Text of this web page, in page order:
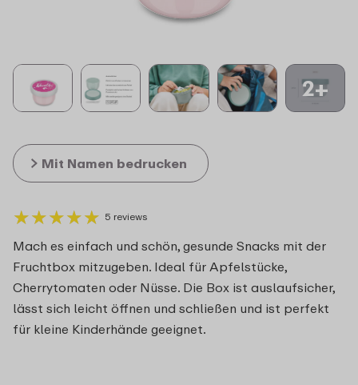
2+
★★★★★
★★★★★ 5 reviews
Mach es einfach und schön, gesunde Snacks mit der
Fruchtbox mitzugeben. Ideal für Apfelstücke,
Cherrytomaten oder Nüsse. Die Box ist auslaufsicher,
lässt sich leicht öffnen und schließen und ist perfekt
für kleine Kinderhände geeignet.
Mit Namen bedrucken